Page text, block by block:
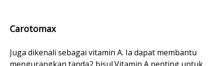
Carotomax
Juga dikenali sebagai vitamin A. Ia dapat membantu